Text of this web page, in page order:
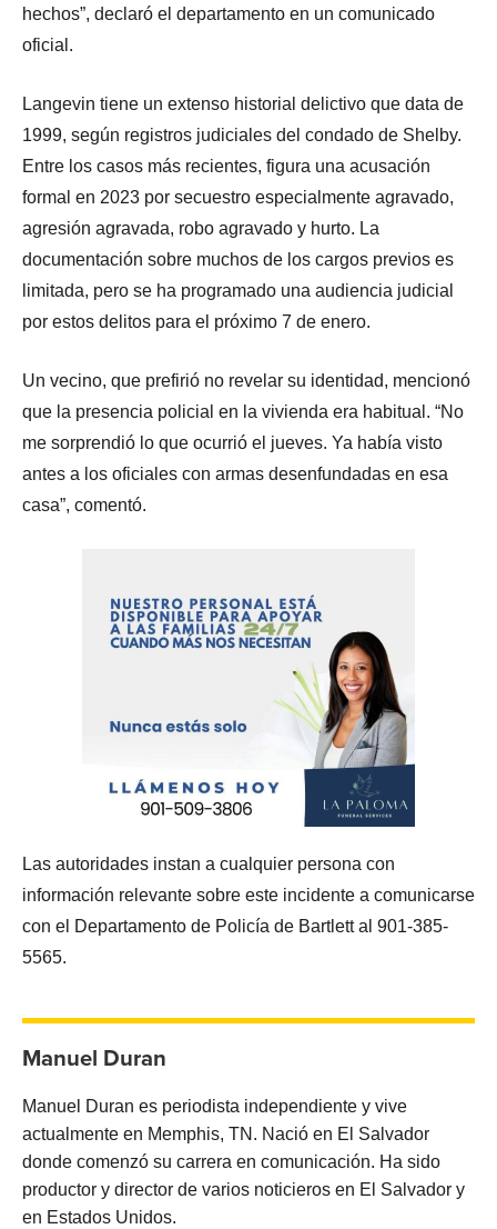
hechos”, declaró el departamento en un comunicado
oficial.
Langevin tiene un extenso historial delictivo que data de
1999, según registros judiciales del condado de Shelby.
Entre los casos más recientes, figura una acusación
formal en 2023 por secuestro especialmente agravado,
agresión agravada, robo agravado y hurto. La
documentación sobre muchos de los cargos previos es
limitada, pero se ha programado una audiencia judicial
por estos delitos para el próximo 7 de enero.
Un vecino, que prefirió no revelar su identidad, mencionó
que la presencia policial en la vivienda era habitual. “No
me sorprendió lo que ocurrió el jueves. Ya había visto
antes a los oficiales con armas desenfundadas en esa
casa”, comentó.
Las autoridades instan a cualquier persona con
información relevante sobre este incidente a comunicarse
con el Departamento de Policía de Bartlett al 901-385-
5565.
Manuel Duran
Manuel Duran es periodista independiente y vive
actualmente en Memphis, TN. Nació en El Salvador
donde comenzó su carrera en comunicación. Ha sido
productor y director de varios noticieros en El Salvador y
en Estados Unidos.